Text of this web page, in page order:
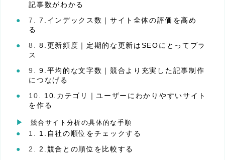
記事数がわかる
7.インデックス数｜サイト全体の評価を高め
る
8.更新頻度｜定期的な更新はSEOにとってプラ
ス
9.平均的な文字数｜競合より充実した記事制作
につなげる
10.カテゴリ｜ユーザーにわかりやすいサイト
を作る
競合サイト分析の具体的な手順
1.自社の順位をチェックする
2.競合との順位を比較する